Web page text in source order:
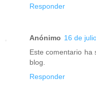
Responder
Anónimo 16 de
Este comentario ha
blog.
Responder